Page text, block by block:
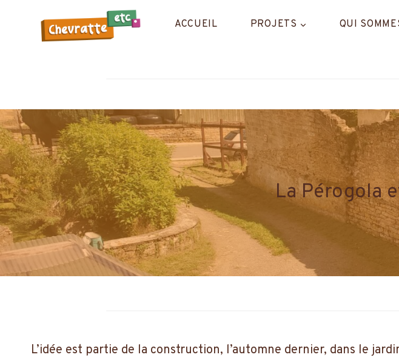
ACCUEIL PROJETS QUI
La Pérogola
L’idée est partie de la construction, l’automne dernier, dans le